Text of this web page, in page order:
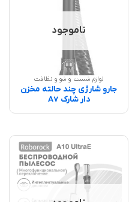
ناموجود
لوازم شست و شو و نظافت
جارو شارژی چند حالته مخزن
دار شارک A7